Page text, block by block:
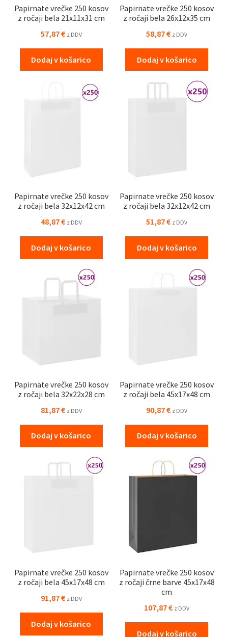
Papirnate vrečke 250 kosov
z ročaji bela 21x11x31 cm
57,87€ z DDV
Dodaj v košarico
Papirnate vrečke 250 kosov
z ročaji bela 26x12x35 cm
58,87€ z DDV
Dodaj v košarico
Papirnate vrečke 250 kosov
z ročaji bela 32x12x42 cm
48,87€ z DDV
Dodaj v košarico
Papirnate vrečke 250 kosov
z ročaji bela 32x12x42 cm
51,87€ z DDV
Dodaj v košarico
Papirnate vrečke 250 kosov
z ročaji bela 32x22x28 cm
81,87€ z DDV
Dodaj v košarico
Papirnate vrečke 250 kosov
z ročaji bela 45x17x48 cm
90,87€ z DDV
Dodaj v košarico
Papirnate vrečke 250 kosov
z ročaji bela 45x17x48 cm
91,87€ z DDV
Dodaj v košarico
Papirnate vrečke 250 kosov
z ročaji črne barve 45x17x48
cm
107,87€ z DDV
Dodaj v košarico